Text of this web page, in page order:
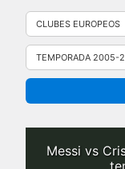
Saltar
contenido
Messi vs